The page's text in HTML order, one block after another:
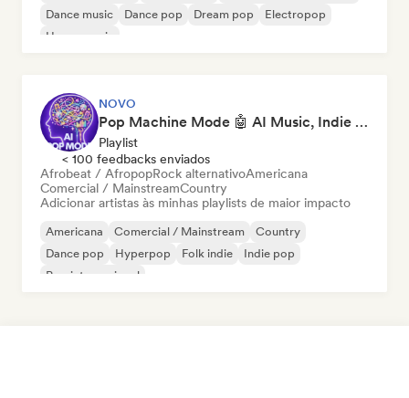
Dance music
Dance pop Dream pop
Electropop
House music
NOVO
Pop Machine Mode 🤖 AI Music, Indie Pop & Dream Pop
Playlist
< 100 feedbacks enviados
Afrobeat / AfropopRock alternativoAmericana
Comercial / MainstreamCountry
Adicionar artistas às minhas playlists de maior impacto
Americana Comercial / Mainstream
Country
Dance pop
Hyperpop Folk indie
Indie pop
Pop internacional